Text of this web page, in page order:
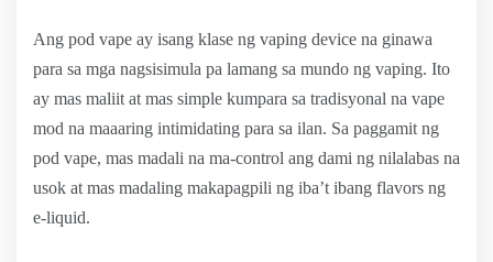
Ang pod vape ay isang klase ng vaping device na ginawa
para sa mga nagsisimula pa lamang sa mundo ng vaping. Ito
ay mas maliit at mas simple kumpara sa tradisyonal na vape
mod na maaaring intimidating para sa ilan. Sa paggamit ng
pod vape, mas madali na ma-control ang dami ng nilalabas na
usok at mas madaling makapagpili ng iba’t ibang flavors ng
e-liquid.